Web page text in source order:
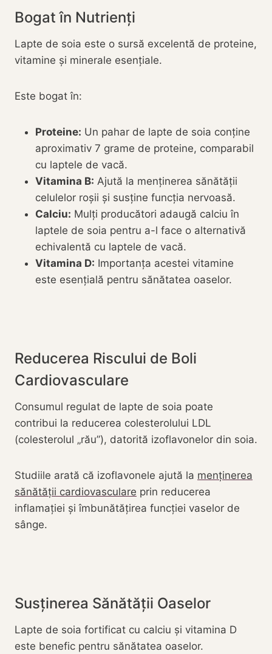
Bogat în Nutrienți
Lapte de soia este o sursă excelentă de proteine,
vitamine și minerale esențiale.
Este bogat în:
Proteine: Un pahar de lapte de soia conține
aproximativ 7 grame de proteine, comparabil
cu laptele de vacă.
Vitamina B: Ajută la menținerea sănătății
celulelor roșii și susține funcția nervoasă.
Calciu: Mulți producători adaugă calciu în
laptele de soia pentru a-l face o alternativă
echivalentă cu laptele de vacă.
Vitamina D: Importanța acestei vitamine
este esențială pentru sănătatea oaselor.
Reducerea Riscului de Boli
Cardiovasculare
Consumul regulat de lapte de soia poate
contribui la reducerea colesterolului LDL
(colesterolul „rău”), datorită izoflavonelor din soia.
Studiile arată că izoflavonele ajută la menținerea
sănătății cardiovasculare prin reducerea
inflamației și îmbunătățirea funcției vaselor de
sânge.
Susținerea Sănătății Oaselor
Lapte de soia fortificat cu calciu și vitamina D
este benefic pentru sănătatea oaselor.